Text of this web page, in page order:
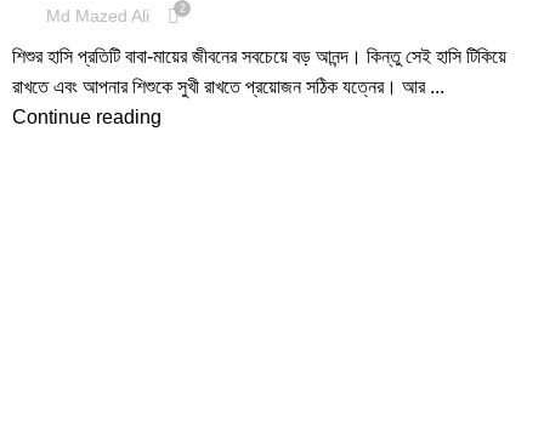
Md Mazed Ali 2
শিশুর হাসি প্রতিটি বাবা-মায়ের জীবনের সবচেয়ে বড় আনন্দ। কিন্তু সেই হাসি টিকিয়ে
রাখতে এবং আপনার শিশুকে সুখী রাখতে প্রয়োজন সঠিক যত্নের। আর ...
Continue reading